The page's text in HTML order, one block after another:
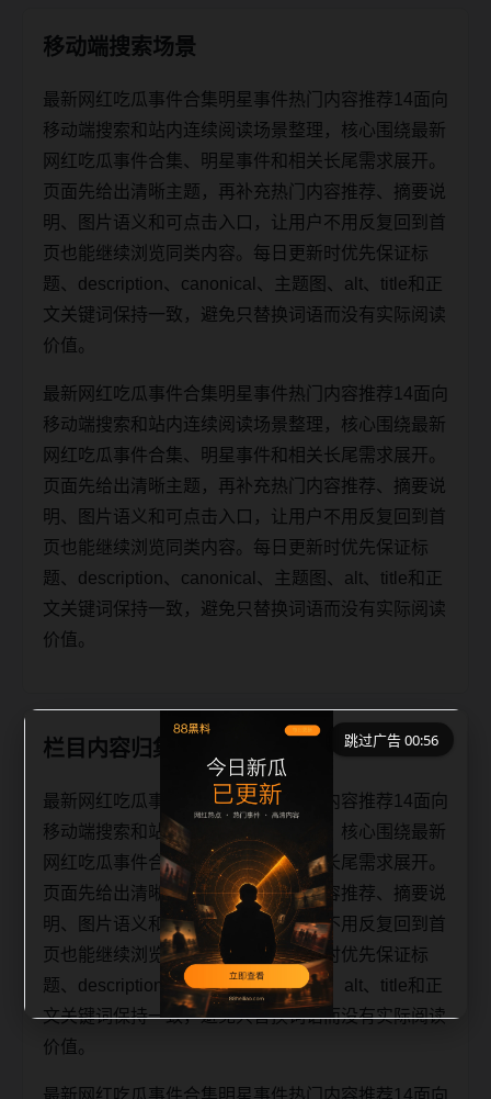
移动端搜索场景
最新网红吃瓜事件合集明星事件热门内容推荐14面向
移动端搜索和站内连续阅读场景整理，核心围绕最新
网红吃瓜事件合集、明星事件和相关长尾需求展开。
页面先给出清晰主题，再补充热门内容推荐、摘要说
明、图片语义和可点击入口，让用户不用反复回到首
页也能继续浏览同类内容。每日更新时优先保证标
题、description、canonical、主题图、alt、title和正
文关键词保持一致，避免只替换词语而没有实际阅读
价值。
最新网红吃瓜事件合集明星事件热门内容推荐14面向
移动端搜索和站内连续阅读场景整理，核心围绕最新
网红吃瓜事件合集、明星事件和相关长尾需求展开。
页面先给出清晰主题，再补充热门内容推荐、摘要说
明、图片语义和可点击入口，让用户不用反复回到首
页也能继续浏览同类内容。每日更新时优先保证标
题、description、canonical、主题图、alt、title和正
文关键词保持一致，避免只替换词语而没有实际阅读
价值。
栏目内容归集
最新网红吃瓜事件合集明星事件热门内容推荐14面向
移动端搜索和站内连续阅读场景整理，核心围绕最新
网红吃瓜事件合集、明星事件和相关长尾需求展开。
页面先给出清晰主题，再补充热门内容推荐、摘要说
明、图片语义和可点击入口，让用户不用反复回到首
页也能继续浏览同类内容。每日更新时优先保证标
题、description、canonical、主题图、alt、title和正
文关键词保持一致，避免只替换词语而没有实际阅读
价值。
最新网红吃瓜事件合集明星事件热门内容推荐14面向
跳过广告 00:56